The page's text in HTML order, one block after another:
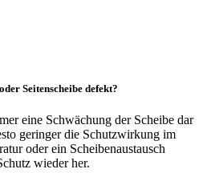
Seitenscheibe defekt?
eine Schwächung der Scheibe dar
geringer die Schutzwirkung im
oder ein Scheibenaustausch
wieder her.